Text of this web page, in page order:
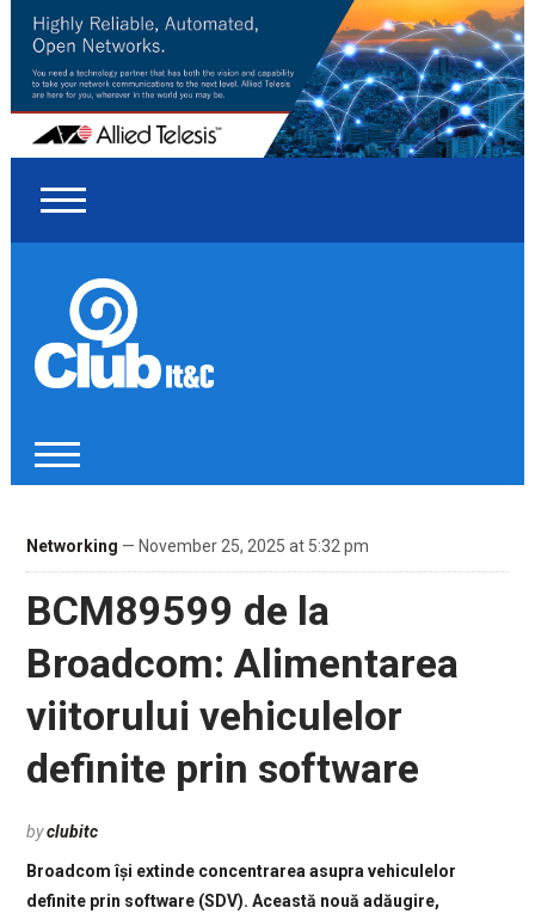
Networking — November 25, 2025 at 5:32 pm
BCM89599 de la
Broadcom: Alimentarea
viitorului vehiculelor
definite prin software
byclubitc
Broadcom își extinde concentrarea asupra vehiculelor
definite prin software (SDV). Această nouă adăugire,